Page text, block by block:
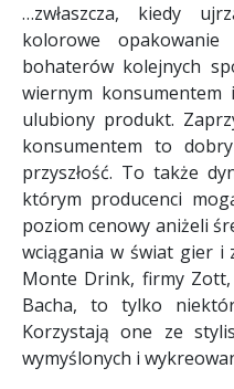
…zwłaszcza, kiedy
kolorowe
bohaterów kolejnych
wiernym konsumentem
ulubiony produkt.
konsumentem to
przyszłość. To także
którym producenci
poziom cenowy aniżeli
wciągania w świat gier i
Monte Drink, firmy
Bacha, to tylko
Korzystają one ze
wymyślonych i